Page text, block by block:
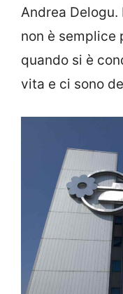
Andrea
non è semplice
quando si è
vita e ci sono